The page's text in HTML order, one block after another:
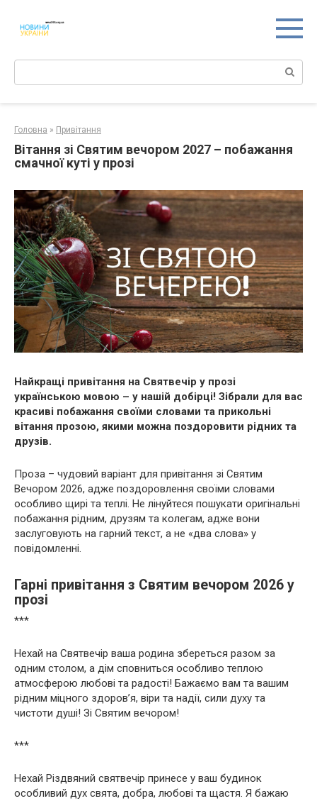
контенту
Поиск:
Головна » Привітання
Вітання зі Святим вечором 2027 – побажання
смачної куті у прозі
Найкращі привітання на Святвечір у прозі
українською мовою – у нашій добірці! Зібрали для вас
красиві побажання своїми словами та прикольні
вітання прозою, якими можна поздоровити рідних та
друзів.
Проза – чудовий варіант для привітання зі Святим
Вечором 2026, адже поздоровлення своїми словами
особливо щирі та теплі. Не лінуйтеся пошукати оригінальні
побажання рідним, друзям та колегам, адже вони
заслуговують на гарний текст, а не «два слова» у
повідомленні.
Гарні привітання з Святим вечором 2026 у
прозі
***
Нехай на Святвечір ваша родина збереться разом за
одним столом, а дім сповниться особливо теплою
атмосферою любові та радості! Бажаємо вам та вашим
рідним міцного здоров’я, віри та надії, сили духу та
чистоти душі! Зі Святим вечором!
***
Нехай Різдвяний святвечір принесе у ваш будинок
особливий дух свята, добра, любові та щастя. Я бажаю